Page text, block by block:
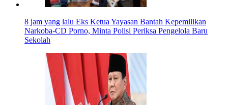
8 jam yang lalu Eks Ketua Yayasan Bantah Kepemilikan
Narkoba-CD Porno, Minta Polisi Periksa Pengelola Baru
Sekolah